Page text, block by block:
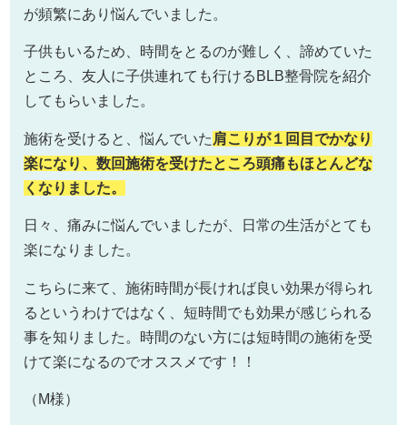
が頻繁にあり悩んでいました。
子供もいるため、時間をとるのが難しく、諦めていた
ところ、友人に子供連れても行けるBLB整骨院を紹介
してもらいました。
施術を受けると、悩んでいた 肩こりが１回目でかなり
楽になり、 数回施術を受けたところ頭痛もほとんどな
くなりました。
日々、痛みに悩んでいましたが、日常の生活がとても
楽になりました。
こちらに来て、施術時間が長ければ良い効果が得られ
るというわけではなく、短時間でも効果が感じられる
事を知りました。時間のない方には短時間の施術を受
けて楽になるのでオススメです！！
（M様）